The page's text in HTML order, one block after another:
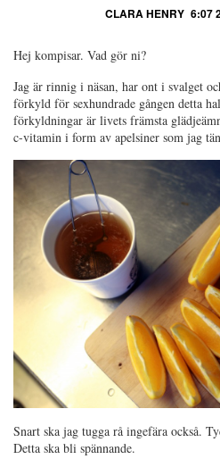
CLARA HENRY 6:07
Hej kompisar. Vad gör ni?
Jag är rinnig i näsan, har ont i svalget
förkyld för sexhundrade gången detta
förkyldningar är livets främsta
c-vitamin i form av apelsiner som jag
Snart ska jag tugga rå ingefära också.
Detta ska bli spännande.